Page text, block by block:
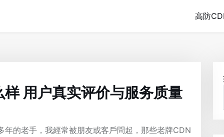
高防
用户真实评价与服务质量
的老手，我經常被朋友或客戶問起，那些老牌CDN